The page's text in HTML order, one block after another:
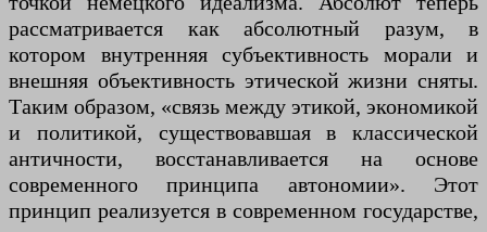
рассматривается как абсолютный разум, в
котором внутренняя субъективность морали и
внешняя объективность этической жизни сняты.
Таким образом, «связь между этикой, экономикой
и политикой, существовавшая в классической
античности, восстанавливается на основе
современного принципа автономии». Этот
принцип реализуется в современном государстве,